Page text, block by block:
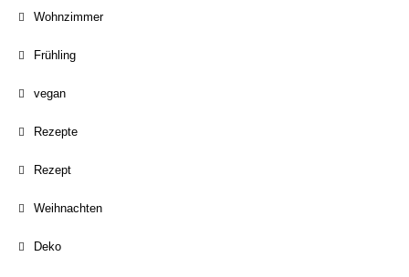
Wohnzimmer
Frühling
vegan
Rezepte
Rezept
Weihnachten
Deko